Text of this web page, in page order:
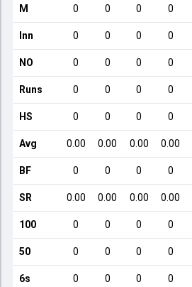
M 0 0 0 0
Inn 0 0 0 0
NO 0 0 0 0
Runs 0 0 0 0
HS 0 0 0 0
Avg 0.00 0.00 0.00 0.00
BF 0 0 0 0
SR 0.00 0.00 0.00 0.00
100 0 0 0 0
50 0 0 0 0
6s 0 0 0 0